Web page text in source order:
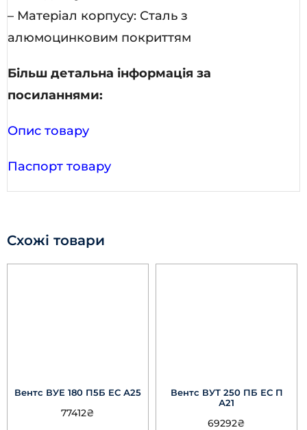
– Матеріал корпусу: Сталь з
алюмоцинковим покриттям
Більш детальна інформація за
посиланнями:
Опис товару
Паспорт товару
Схожі товари
Вентс ВУЕ 180 П5Б ЕС А25
77412₴
Вентс ВУТ 250 ПБ ЕС П
А21
69292₴